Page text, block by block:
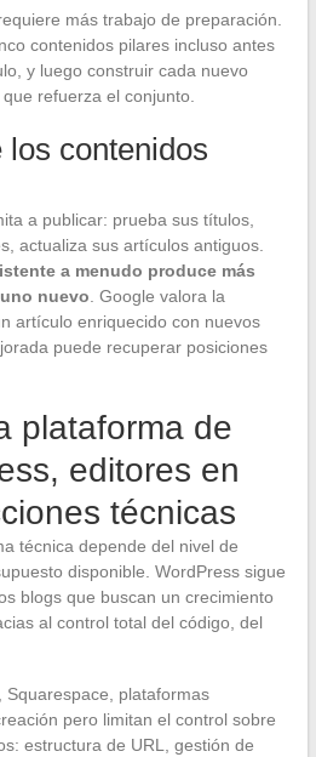
más trabajo de preparación.
contenidos pilares incluso antes
y luego construir cada nuevo
refuerza el conjunto.
los contenidos
a publicar: prueba sus títulos,
actualiza sus artículos antiguos.
a menudo produce más
nuevo. Google valora la
artículo enriquecido con nuevos
puede recuperar posiciones
plataforma de
editores en
técnicas
técnica depende del nivel de
disponible. WordPress sigue
blogs que buscan un crecimiento
al control total del código, del
plataformas
pero limitan el control sobre
estructura de URL, gestión de